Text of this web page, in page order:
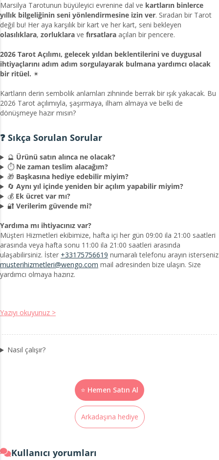
Marsilya Tarotunun büyüleyici evrenine dal ve kartların binlerce
yıllık bilgeliğinin seni yönlendirmesine izin ver. Sıradan bir Tarot
değil bu! Her aya karşılık bir kart ve her kart, seni bekleyen
olasılıklara, zorluklara ve fırsatlara açılan bir pencere.
2026 Tarot Açılımı, gelecek yıldan beklentilerini ve duygusal
ihtiyaçlarını adım adım sorgulayarak bulmana yardımcı olacak
bir ritüel. ✴
Kartların derin sembolik anlamları zihninde berrak bir ışık yakacak. Bu
2026 Tarot açılımıyla, şaşırmaya, ilham almaya ve belki de
dönüşmeye hazır mısın?
❓ Sıkça Sorulan Sorular
🔮 Ürünü satın alınca ne olacak?
⏱️ Ne zaman teslim alacağım?
🎁 Başkasına hediye edebilir miyim?
🔄 Aynı yıl içinde yeniden bir açılım yapabilir miyim?
💰 Ek ücret var mı?
🔐 Verilerim güvende mi?
Yardıma mı ihtiyacınız var?
Müşteri Hizmetleri ekibimize, hafta içi her gün 09:00 ila 21:00 saatleri
arasında veya hafta sonu 11:00 ila 21:00 saatleri arasında
ulaşabilirsiniz. İster +33175756619 numaralı telefonu arayın isterseniz
musterihizmetleri@wengo.com
yardımcı olmaya hazırız.
Yazıyı okuyunuz >
Nasıl çalışır?
⭐ Hemen Satın Al
Arkadaşına hediye
Kullanıcı yorumları